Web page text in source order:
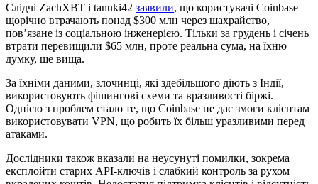
Слідчі ZachXBT і tanuki42 заявили, що користувачі Coinbase
щорічно втрачають понад $300 млн через шахрайство,
пов’язане із соціальною інженерією. Тільки за грудень і січень
втрати перевищили $65 млн, проте реальна сума, на їхню
думку, ще вища.
За їхніми даними, злочинці, які здебільшого діють з Індії,
використовують фішингові схеми та вразливості біржі.
Однією з проблем стало те, що Coinbase не дає змоги клієнтам
використовувати VPN, що робить їх більш уразливими перед
атаками.
Дослідники також вказали на неусунуті помилки, зокрема
експлойти старих API-ключів і слабкий контроль за рухом